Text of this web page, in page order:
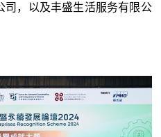
司，以及丰盛生活服务有限公